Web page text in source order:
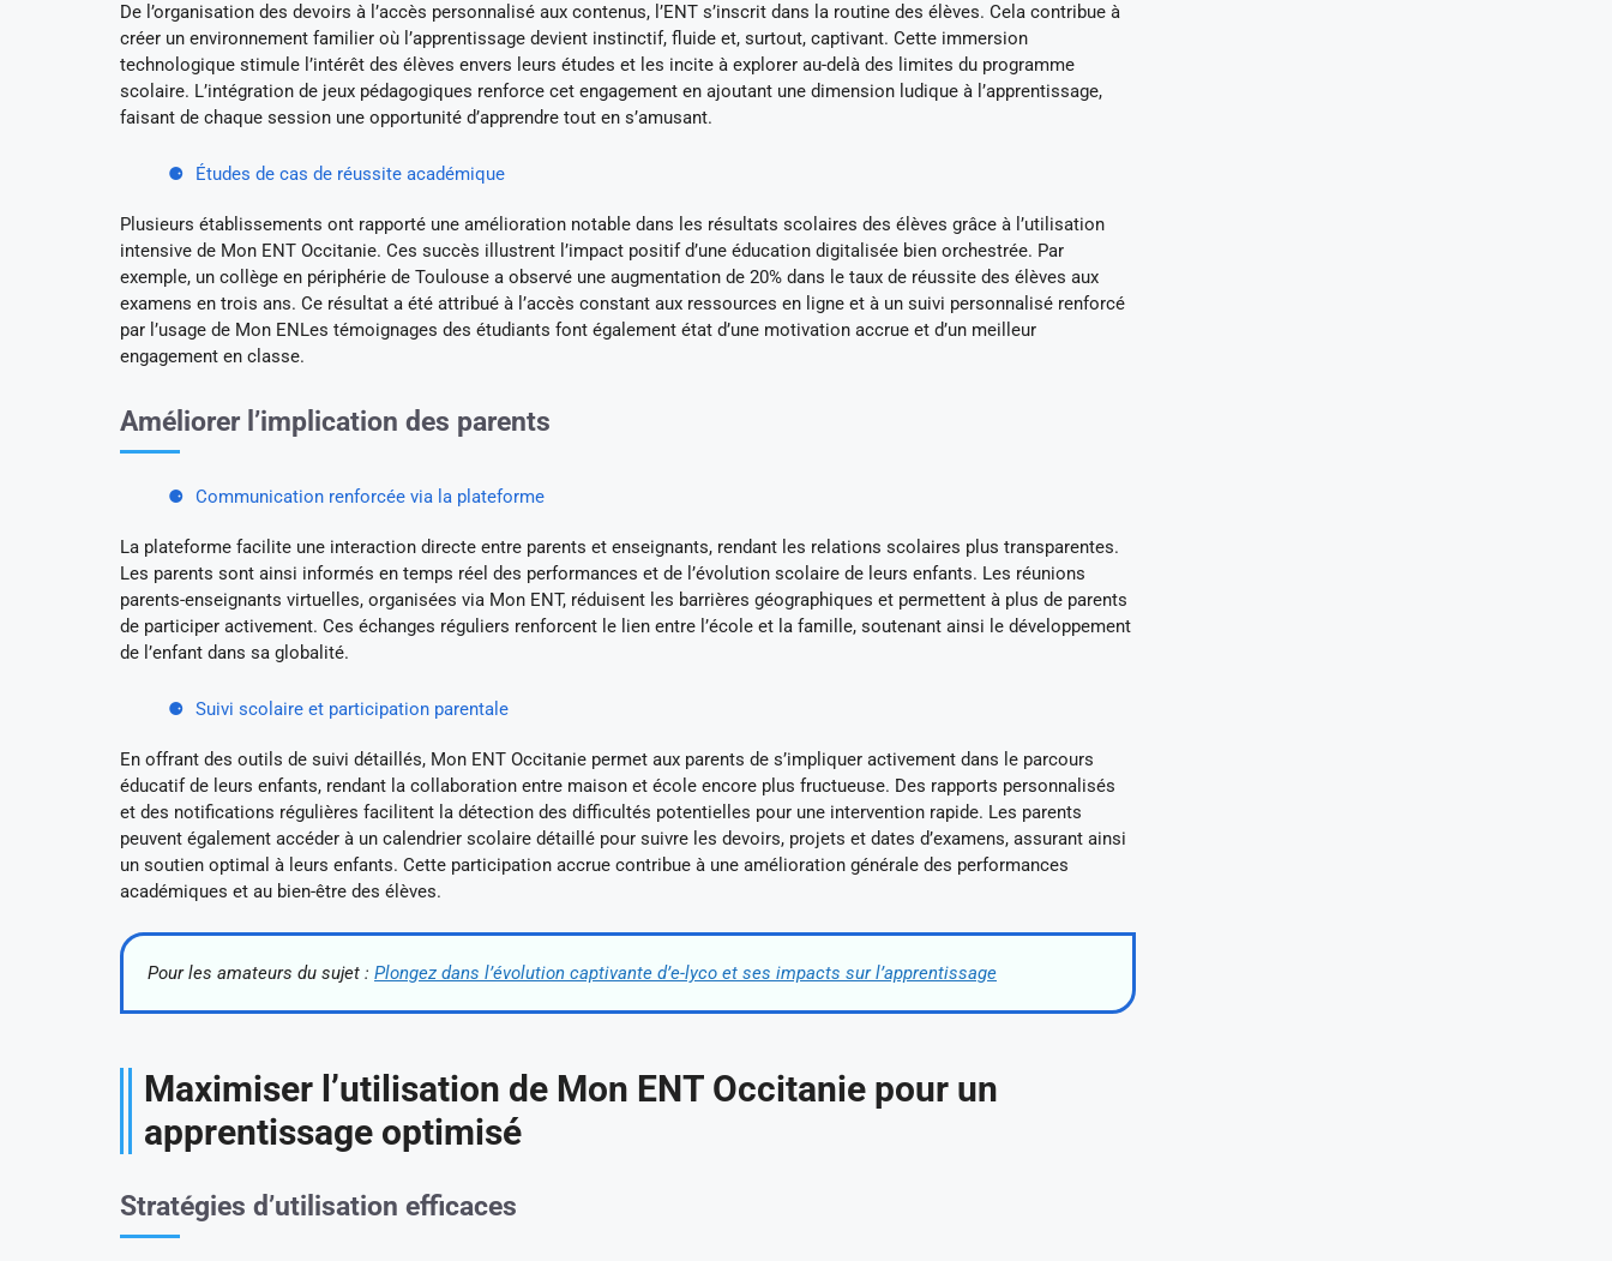
De l’organisation des devoirs à l’accès personnalisé aux contenus, l’ENT s’inscrit dans la routine des élèves. Cela contribue à
créer un environnement familier où l’apprentissage devient instinctif, fluide et, surtout, captivant. Cette immersion
technologique stimule l’intérêt des élèves envers leurs études et les incite à explorer au-delà des limites du programme
scolaire. L’intégration de jeux pédagogiques renforce cet engagement en ajoutant une dimension ludique à l’apprentissage,
faisant de chaque session une opportunité d’apprendre tout en s’amusant.
Études de cas de réussite académique
Plusieurs établissements ont rapporté une amélioration notable dans les résultats scolaires des élèves grâce à l’utilisation
intensive de Mon ENT Occitanie. Ces succès illustrent l’impact positif d’une éducation digitalisée bien orchestrée. Par
exemple, un collège en périphérie de Toulouse a observé une augmentation de 20% dans le taux de réussite des élèves aux
examens en trois ans. Ce résultat a été attribué à l’accès constant aux ressources en ligne et à un suivi personnalisé renforcé
par l’usage de Mon ENLes témoignages des étudiants font également état d’une motivation accrue et d’un meilleur
engagement en classe.
Améliorer l’implication des parents
Communication renforcée via la plateforme
La plateforme facilite une interaction directe entre parents et enseignants, rendant les relations scolaires plus transparentes.
Les parents sont ainsi informés en temps réel des performances et de l’évolution scolaire de leurs enfants. Les réunions
parents-enseignants virtuelles, organisées via Mon ENT, réduisent les barrières géographiques et permettent à plus de parents
de participer activement. Ces échanges réguliers renforcent le lien entre l’école et la famille, soutenant ainsi le développement
de l’enfant dans sa globalité.
Suivi scolaire et participation parentale
En offrant des outils de suivi détaillés, Mon ENT Occitanie permet aux parents de s’impliquer activement dans le parcours
éducatif de leurs enfants, rendant la collaboration entre maison et école encore plus fructueuse. Des rapports personnalisés
et des notifications régulières facilitent la détection des difficultés potentielles pour une intervention rapide. Les parents
peuvent également accéder à un calendrier scolaire détaillé pour suivre les devoirs, projets et dates d’examens, assurant ainsi
un soutien optimal à leurs enfants. Cette participation accrue contribue à une amélioration générale des performances
académiques et au bien-être des élèves.
Pour les amateurs du sujet : Plongez dans l’évolution captivante d’e-lyco et ses impacts sur l’apprentissage
Maximiser l’utilisation de Mon ENT Occitanie pour un
apprentissage optimisé
Stratégies d’utilisation efficaces